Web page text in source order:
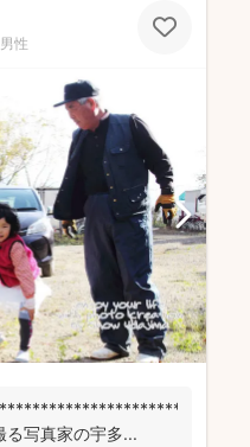
男性
る写真家の宇多...